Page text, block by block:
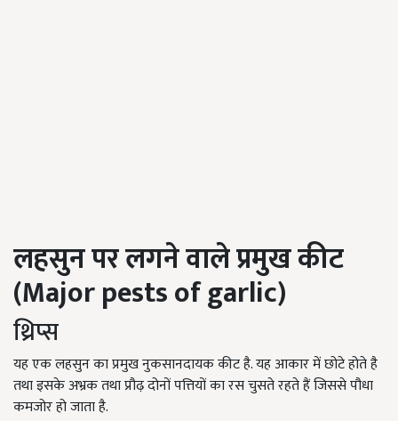
लहसुन पर लगने वाले प्रमुख कीट
(Major pests of garlic)
थ्रिप्स
यह एक लहसुन का प्रमुख नुकसानदायक कीट है. यह आकार में छोटे होते है
तथा इसके अभ्रक तथा प्रौढ़ दोनों पत्तियों का रस चुसते रहते हैं जिससे पौधा
कमजोर हो जाता है.